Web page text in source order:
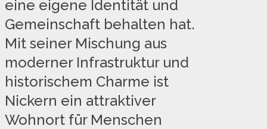
eine eigene Identität und
Gemeinschaft behalten hat.
Mit seiner Mischung aus
moderner Infrastruktur und
historischem Charme ist
Nickern ein attraktiver
Wohnort für Menschen